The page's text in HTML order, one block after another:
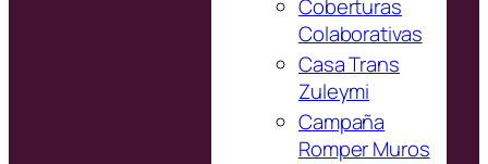
Coberturas
Colaborativas
Casa Trans
Zuleymi
Campaña
Romper Muros